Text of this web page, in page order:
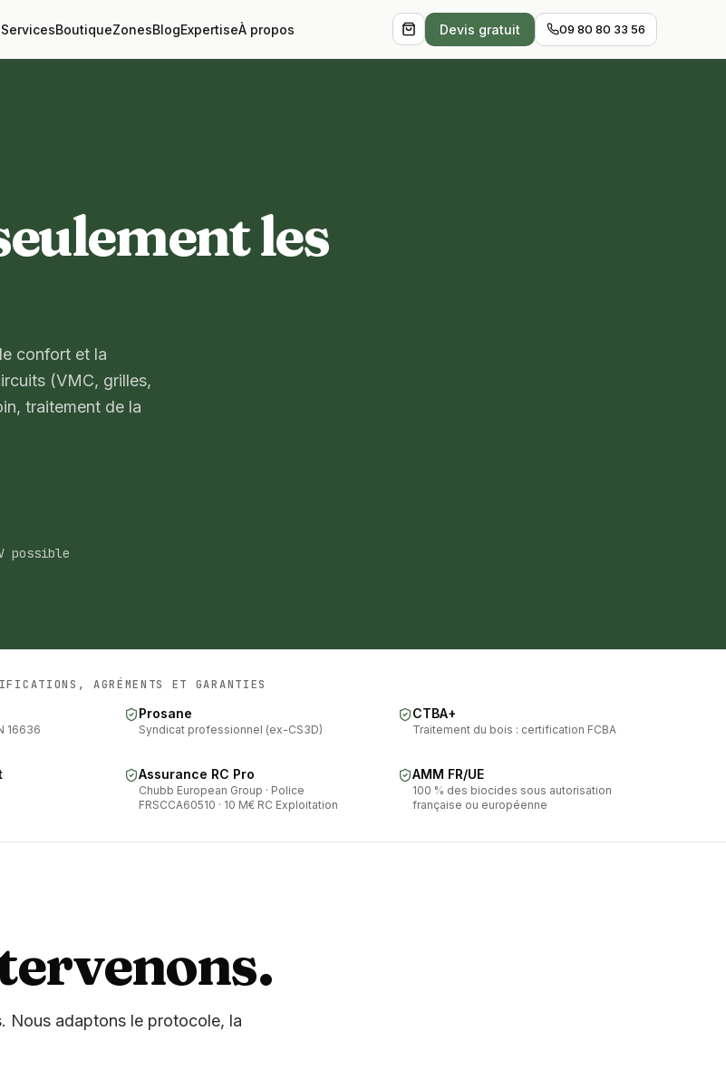
ServicesBoutiqueZonesBlogExpertiseÀ propos Devis gratuit 09 80 80 33 56
les
confort et la
(VMC, grilles,
traitement de la
possible
AGRÉMENTS ET GARANTIES
16636
Prosane
Syndicat professionnel (ex-CS3D)
CTBA+
Traitement du bois : certification FCBA
Assurance RC Pro
Chubb European Group · Police
FRSCCA60510 · 10 M€ RC Exploitation
AMM FR/UE
100 % des biocides sous autorisation
française ou européenne
Nous adaptons le protocole, la